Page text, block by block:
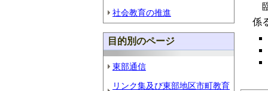
社会教育の推進
目的別のページ
東部通信
リンク集及び東部地区市町教育
係